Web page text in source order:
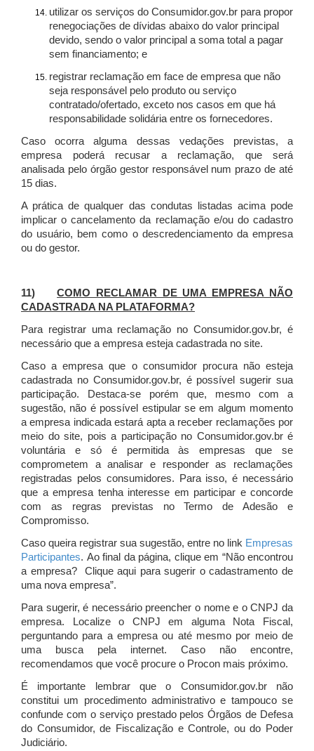
utilizar os serviços do Consumidor.gov.br para propor
renegociações de dívidas abaixo do valor principal
devido, sendo o valor principal a soma total a pagar
sem financiamento; e
registrar reclamação em face de empresa que não
seja responsável pelo produto ou serviço
contratado/ofertado, exceto nos casos em que há
responsabilidade solidária entre os fornecedores.
Caso ocorra alguma dessas vedações previstas, a
empresa poderá recusar a reclamação, que será
analisada pelo órgão gestor responsável num prazo de até
15 dias.
A prática de qualquer das condutas listadas acima pode
implicar o cancelamento da reclamação e/ou do cadastro
do usuário, bem como o descredenciamento da empresa
ou do gestor.
11)COMO RECLAMAR DE UMA EMPRESA NÃO
CADASTRADA NA PLATAFORMA?
Para registrar uma reclamação no Consumidor.gov.br, é
necessário que a empresa esteja cadastrada no site.
Caso a empresa que o consumidor procura não esteja
cadastrada no Consumidor.gov.br, é possível sugerir sua
participação. Destaca-se porém que, mesmo com a
sugestão, não é possível estipular se em algum momento
a empresa indicada estará apta a receber reclamações por
meio do site, pois a participação no Consumidor.gov.br é
voluntária e só é permitida às empresas que se
comprometem a analisar e responder as reclamações
registradas pelos consumidores. Para isso, é necessário
que a empresa tenha interesse em participar e concorde
com as regras previstas no Termo de Adesão e
Compromisso.
Caso queira registrar sua sugestão, entre no link Empresas
Participantes. Ao final da página, clique em “Não encontrou
a empresa? Clique aqui para sugerir o cadastramento de
uma nova empresa”.
Para sugerir, é necessário preencher o nome e o CNPJ da
empresa. Localize o CNPJ em alguma Nota Fiscal,
perguntando para a empresa ou até mesmo por meio de
uma busca pela internet. Caso não encontre,
recomendamos que você procure o Procon mais próximo.
É importante lembrar que o Consumidor.gov.br não
constitui um procedimento administrativo e tampouco se
confunde com o serviço prestado pelos Órgãos de Defesa
do Consumidor, de Fiscalização e Controle, ou do Poder
Judiciário.